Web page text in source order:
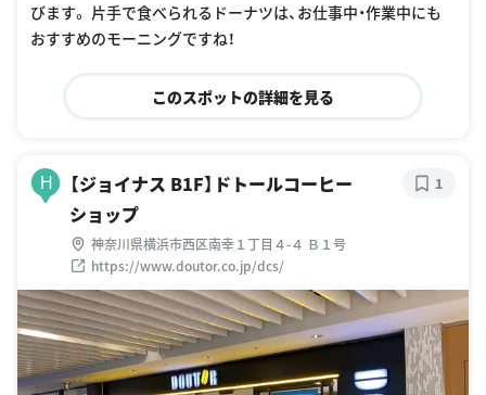
びます。 片手で食べられるドーナツは、お仕事中・作業中にも
おすすめのモーニングですね！
このスポットの詳細を見る
H
【ジョイナス B1F】ドトールコーヒー
ショップ
神奈川県横浜市西区南幸１丁目４-４ Ｂ１号
https://www.doutor.co.jp/dcs/
1